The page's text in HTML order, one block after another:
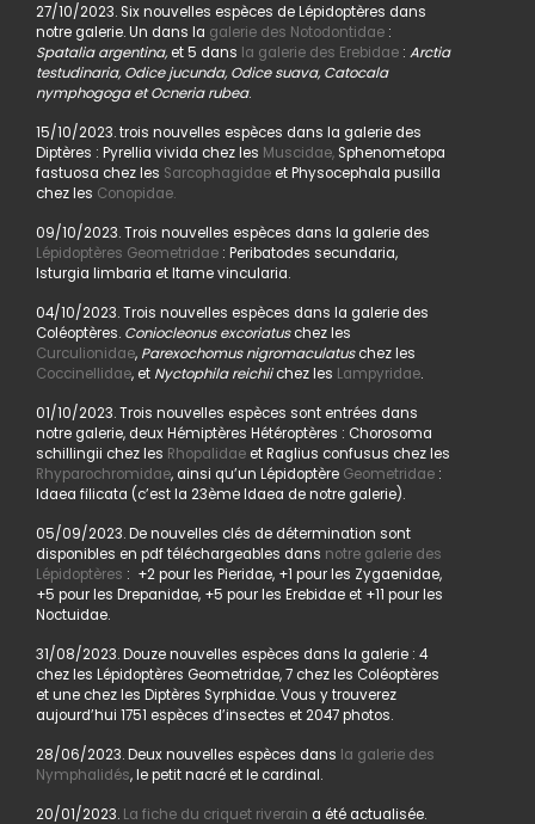
27/10/2023. Six nouvelles espèces de Lépidoptères dans
notre galerie. Un dans la galerie des Notodontidae:
Spatalia argentina, et 5 dans la galerie des Erebidae: Arctia
testudinaria, Odice jucunda, Odice suava, Catocala
nymphogoga et Ocneria rubea.
15/10/2023. trois nouvelles espèces dans la galerie des
Diptères : Pyrellia vivida chez les Muscidae,Sphenometopa
fastuosa chez les Sarcophagidaeet Physocephala pusilla
chez les Conopidae.
09/10/2023. Trois nouvelles espèces dans la galerie des
Lépidoptères Geometridae: Peribatodes secundaria,
Isturgia limbaria et Itame vincularia.
04/10/2023. Trois nouvelles espèces dans la galerie des
Coléoptères. Coniocleonus excoriatuschez les
Curculionidae, Parexochomus nigromaculatuschez les
Coccinellidae, et Nyctophila reichiichez les Lampyridae.
01/10/2023. Trois nouvelles espèces sont entrées dans
notre galerie, deux Hémiptères Hétéroptères : Chorosoma
schillingii chez les Rhopalidaeet Raglius confusus chez les
Rhyparochromidae, ainsi qu’un Lépidoptère Geometridae:
Idaea filicata (c’est la 23ème Idaea de notre galerie).
05/09/2023. De nouvelles clés de détermination sont
disponibles en pdf téléchargeables dans notre galerie des
Lépidoptères : +2 pour les Pieridae, +1 pour les Zygaenidae,
+5 pour les Drepanidae, +5 pour les Erebidae et +11 pour les
Noctuidae.
31/08/2023. Douze nouvelles espèces dans la galerie : 4
chez les Lépidoptères Geometridae, 7 chez les Coléoptères
et une chez les Diptères Syrphidae. Vous y trouverez
aujourd’hui 1751 espèces d’insectes et 2047 photos.
28/06/2023. Deux nouvelles espèces dans la galerie des
Nymphalidés, le petit nacré et le cardinal.
20/01/2023. La fiche du criquet riverain a été actualisée.